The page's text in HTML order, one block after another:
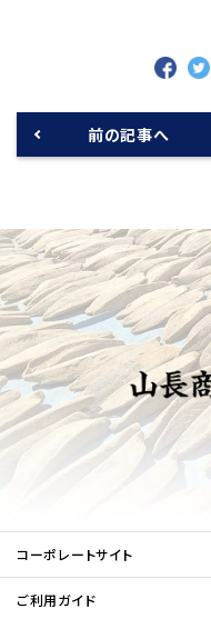
前の記事へ
コーポレートサイト
ご利用ガイド